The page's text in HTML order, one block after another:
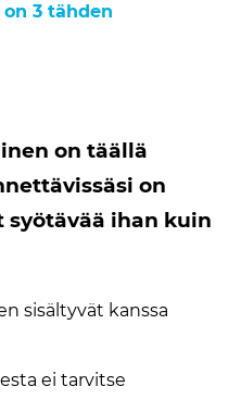
3 tähden
on täällä
on
ihan kuin
sisältyvät kanssa
ei tarvitse